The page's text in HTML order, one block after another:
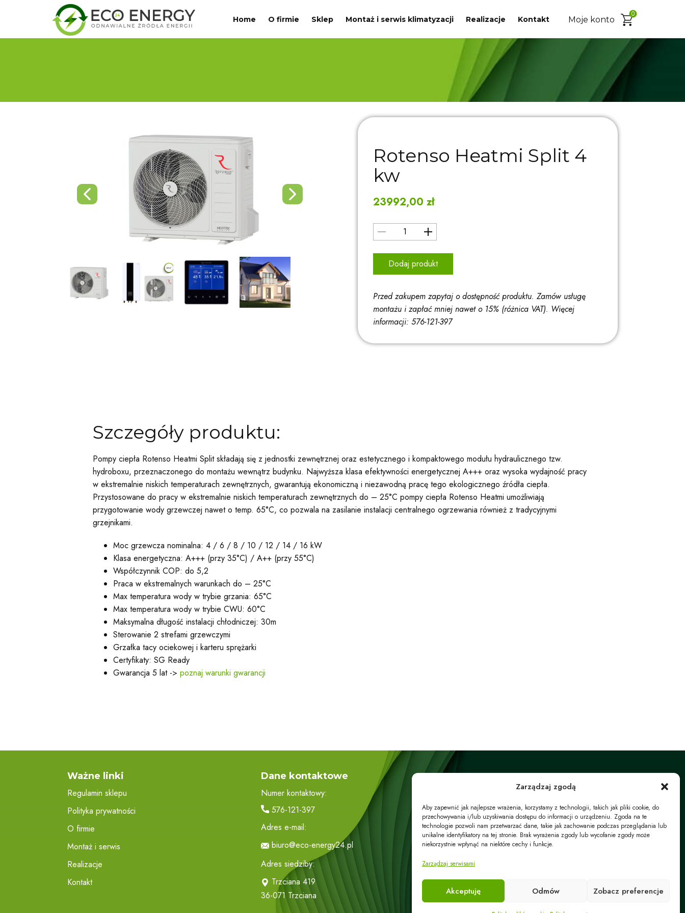
Zarządzaj zgodą
Aby zapewnić jak najlepsze wrażenia, korzystamy z technologii, takich jak pliki cookie, do
przechowywania i/lub uzyskiwania dostępu do informacji o urządzeniu. Zgoda na te
technologie pozwoli nam przetwarzać dane, takie jak zachowanie podczas przeglądania lub
unikalne identyfikatory na tej stronie. Brak wyrażenia zgody lub wycofanie zgody może
niekorzystnie wpłynąć na niektóre cechy i funkcje.
Zarządzaj serwisami
Akceptuję Odmów Zobacz preferencje
0
Moje konto
Home O firmie Sklep Montaż i serwis klimatyzacji Realizacje Kontakt
Rotenso Heatmi Split 4
kw
23992,00 zł
Dodaj produkt
Przed zakupem zapytaj o dostępność produktu. Zamów usługę
montażu i zapłać mniej nawet o 15% (różnica VAT). Więcej
informacji: 576-121-397
Szczegóły produktu:
Pompy ciepła Rotenso Heatmi Split składają się z jednostki zewnętrznej oraz estetycznego i kompaktowego modułu hydraulicznego tzw.
hydroboxu, przeznaczonego do montażu wewnątrz budynku. Najwyższa klasa efektywności energetycznej A+++ oraz wysoka wydajność pracy
w ekstremalnie niskich temperaturach zewnętrznych, gwarantują ekonomiczną i niezawodną pracę tego ekologicznego źródła ciepła.
Przystosowane do pracy w ekstremalnie niskich temperaturach zewnętrznych do – 25°C pompy ciepła Rotenso Heatmi umożliwiają
przygotowanie wody grzewczej nawet o temp. 65°C, co pozwala na zasilanie instalacji centralnego ogrzewania również z tradycyjnymi
grzejnikami.
Moc grzewcza nominalna: 4 / 6 / 8 / 10 / 12 / 14 / 16 kW
Klasa energetyczna: A+++ (przy 35°C) / A++ (przy 55°C)
Współczynnik COP: do 5,2
Praca w ekstremalnych warunkach do – 25°C
Max temperatura wody w trybie grzania: 65°C
Max temperatura wody w trybie CWU: 60°C
Maksymalna długość instalacji chłodniczej: 30m
Sterowanie 2 strefami grzewczymi
Grzałka tacy ociekowej i karteru sprężarki
Certyfikaty: SG Ready
Gwarancja 5 lat -> poznaj warunki gwarancji
Ważne linki
Regulamin sklepu
Polityka prywatności
O firmie
Montaż i serwis
Realizacje
Kontakt
Dane kontaktowe
Numer kontaktowy:
576-121-397
Adres e-mail:
biuro@eco-energy24.pl
Adres siedziby:
Trzciana 419
36-071 Trzciana
Działalność firmy dzieli się na część handlową i część
usługową.
W części usługowej oferujemy Państwu profesjonalny